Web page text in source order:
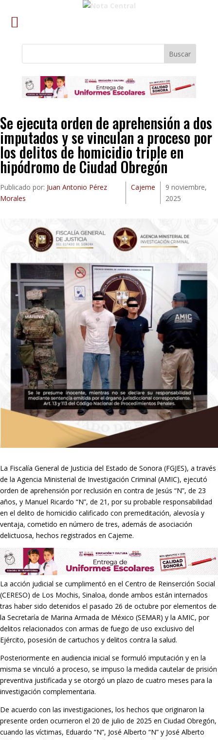
Buscar
Se ejecuta orden de aprehensión a dos
imputados y se vinculan a proceso por
los delitos de homicidio triple en
hipódromo de Ciudad Obregón
Publicado por: Juan Antonio Pérez
Morales
Cajeme
9 noviembre,
2025
La Fiscalía General de Justicia del Estado de Sonora (FGJES), a través
de la Agencia Ministerial de Investigación Criminal (AMIC), ejecutó
orden de aprehensión por reclusión en contra de Jesús “N”, de 23
años, y Manuel Ricardo “N”, de 21, por su probable responsabilidad
en el delito de homicidio calificado con premeditación, alevosía y
ventaja, cometido en número de tres, además de asociación
delictuosa, hechos registrados en Cajeme.
La acción judicial se cumplimentó en el Centro de Reinserción Social
(CERESO) de Los Mochis, Sinaloa, donde ambos están internados
tras haber sido detenidos el pasado 26 de octubre por elementos de
la Secretaría de Marina Armada de México (SEMAR) y la AMIC, por
delitos relacionados con armas de fuego de uso exclusivo del
Ejército, posesión de cartuchos y delitos contra la salud.
Posteriormente en audiencia inicial se formuló imputación y en la
misma se vinculó a proceso, se impuso la medida cautelar de prisión
preventiva justificada y se otorgó un plazo de cuatro meses para la
investigación complementaria.
De acuerdo con las investigaciones, los hechos que originaron la
presente orden ocurrieron el 20 de julio de 2025 en Ciudad Obregón,
cuando las víctimas, Eduardo “N”, José Alberto “N” y José Alberto